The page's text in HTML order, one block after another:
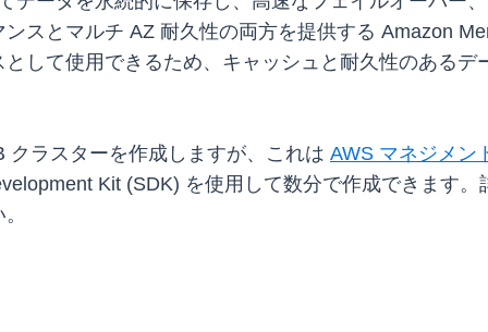
スとマルチ AZ 耐久性の両方を提供する Amazon
して使用できるため、キャッシュと耐久性のある
ラスターを作成しますが、これは AWS マネジメン
Kit (SDK) を使用して数分で作成できます。